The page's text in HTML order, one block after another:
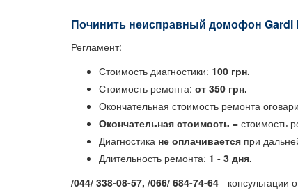
Починить неисправный домофон Gardi
Регламент:
Стоимость диагностики: 100 грн.
Стоимость ремонта: от 350 грн.
Окончательная стоимость ремонта
Окончательная стоимость = стоимость
Диагностика не оплачивается при
Длительность ремонта: 1 - 3 дня.
/044/ 338-08-57, /066/ 684-74-64 - консультации